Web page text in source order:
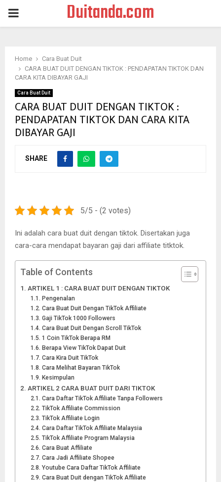
PRIMARY
Duitanda.com
Home
Cara Buat Duit
CARA BUAT DUIT DENGAN TIKTOK : PENDAPATAN TIKTOK DAN
CARA KITA DIBAYAR GAJI
Cara Buat Duit
CARA BUAT DUIT DENGAN TIKTOK :
PENDAPATAN TIKTOK DAN CARA KITA
DIBAYAR GAJI
SHARE
5/5 - (2 votes)
Ini adalah cara buat duit dengan tiktok. Disertakan juga
cara-cara mendapat bayaran gaji dari affiliate titktok.
Table of Contents
ARTIKEL 1 : CARA BUAT DUIT DENGAN TIKTOK
Pengenalan
Cara Buat Duit Dengan TikTok Affiliate
Gaji TikTok 1000 Followers
Cara Buat Duit Dengan Scroll TikTok
1 Coin TikTok Berapa RM
Berapa View TikTok Dapat Duit
Cara Kira Duit TikTok
Cara Melihat Bayaran TikTok
Kesimpulan
ARTIKEL 2 CARA BUAT DUIT DARI TIKTOK
Cara Daftar TikTok Affiliate Tanpa Followers
TikTok Affiliate Commission
TikTok Affiliate Login
Cara Daftar TikTok Affiliate Malaysia
TikTok Affiliate Program Malaysia
Cara Buat Affiliate
Cara Jadi Affiliate Shopee
Youtube Cara Daftar TikTok Affiliate
Cara Buat Duit dengan TikTok Affiliate